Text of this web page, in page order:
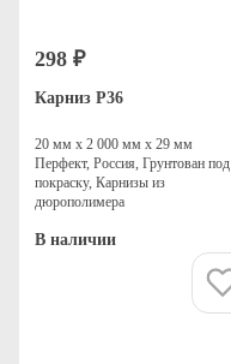
298 ₽
Карниз P36
20 мм х 2 000 мм х 29 мм
Перфект, Россия, Грунтован под
покраску, Карнизы из
дюрополимера
В наличии